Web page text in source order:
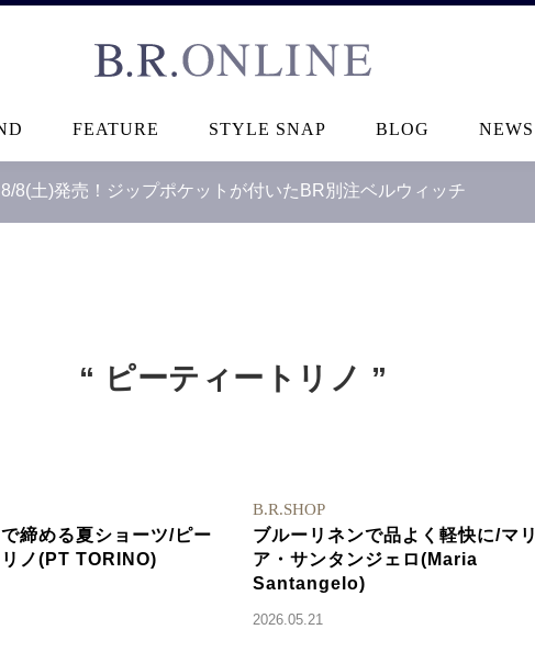
FEATURE STYLE SNAP BLOG NEWS
8/8(土)発売！ジップポケットが付いたBR別注ベルウィッチ
“ ピーティートリノ ”
締める夏ショーツ/ピー
ノ(PT TORINO)
B.R.SHOP
ブルーリネンで品よく軽快に/マリ
ア・サンタンジェロ(Maria
Santangelo)
2026.05.21